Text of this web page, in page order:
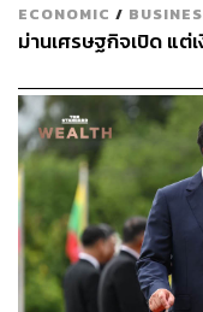
ทั้งนี้ บริษัทฯ จะมุ่งดำ
1. บุคลากร
พัฒนาบุคลากรใ
ที่เปิดกว้างทา
พัฒนาทักษะรอบ
ความรวดเร็ว ค
รองรับการขยา
สมัยเพื่อรองรับ
จะเป็นที่ศูนย์ก
ECONOMIC /
ม่านเศรษฐกิจเปิด แต่